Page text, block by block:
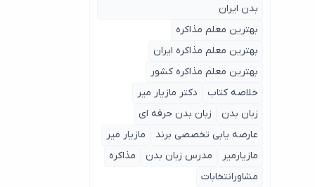
بدن ایران
بهترین معلم مذاکره
بهترین معلم مذاکره ایران
بهترین معلم مذاکره کشور
خلاصه کتاب
دکتر مازیار میر
زبان بدن
زبان بدن حرفه ای
عارضه یابی تخصصی برند
مازیار میر
مازیارمیر
مدرس زبان بدن
مذاکره
مشاورانتخابات